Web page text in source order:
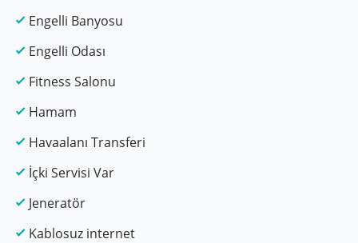
Engelli Banyosu
Engelli Odası
Fitness Salonu
Hamam
Havaalanı Transferi
İçki Servisi Var
Jeneratör
Kablosuz internet